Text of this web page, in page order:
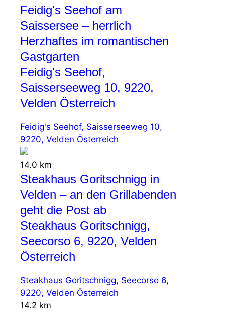
Feidig's Seehof am
Saissersee – herrlich
Herzhaftes im romantischen
Gastgarten
Feidig's Seehof,
Saisserseeweg 10, 9220,
Velden Österreich
Feidig's Seehof, Saisserseeweg 10,
9220, Velden Österreich
14.0 km
Steakhaus Goritschnigg in
Velden – an den Grillabenden
geht die Post ab
Steakhaus Goritschnigg,
Seecorso 6, 9220, Velden
Österreich
Steakhaus Goritschnigg, Seecorso 6,
9220, Velden Österreich
14.2 km